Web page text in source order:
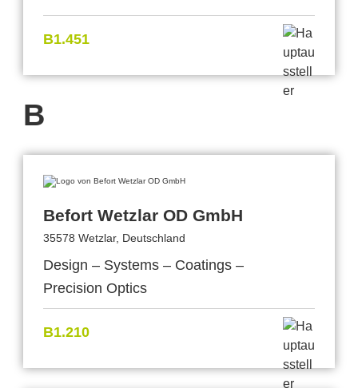
B1.451
B
Befort Wetzlar OD GmbH
35578 Wetzlar, Deutschland
Design – Systems – Coatings –
Precision Optics
B1.210